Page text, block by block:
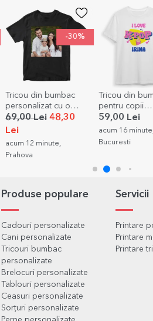
-30%
Tricou din bumbac
personalizat cu o
poză pătrată
69,00 Lei48,30
Lei
acum 12 minute,
Prahova
Tricou din
pentru copii
personalizat
Kpop
59,00 Lei
acum 16
Bucuresti
Produse populare
Cadouri personalizate
Cani personalizate
Tricouri bumbac
personalizate
Brelocuri personalizate
Tablouri personalizate
Ceasuri personalizate
Sorțuri personalizate
Servicii
Printare
Printare
Printare